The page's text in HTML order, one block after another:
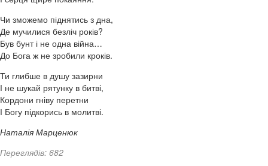
Чи зможемо піднятись з дна,
Де мучилися безліч років?
Був бунт і не одна війна…
До Бога ж не зробили кроків.
Ти глибше в душу зазирни
І не шукай рятунку в битві,
Кордони гніву перетни
І Богу підкорись в молитві.
Наталія Марценюк
Переглядів: 682